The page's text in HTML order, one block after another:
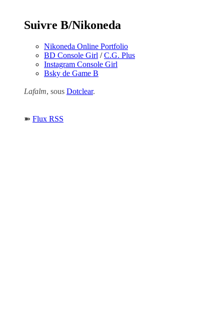
Suivre B/Nikoneda
Nikoneda Online Portfolio
BD Console Girl /C.G. Plus
Instagram Console Girl
Bsky de Game B
Lafalm, sous Dotclear.
➽ Flux RSS